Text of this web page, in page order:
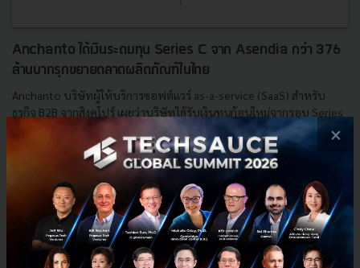
Anchanto ได้เงินระดมทุน Series C จาก Asendia กว่า 376
ล้านบาทรุกขยายตลาดผลิตภัณฑ์ในไทย
Anchanto บริษัทผู้ให้บริการซอฟต์แวร์ as-a-service (SaaS) สำหรับ
ธุรกิจ B2B จากสิงคโปร์ เผยว่าบริษัทได้รับเงินทุนก้อนใหม่จากรอบ Series
C มูลค่า 376 ล้านบาท โดยมีผู้ลงทุนหลักคือ Asend...
สิงหาคม 18, 2020| ByTechsauce Team
funding Asendia Series C Anchanto
×